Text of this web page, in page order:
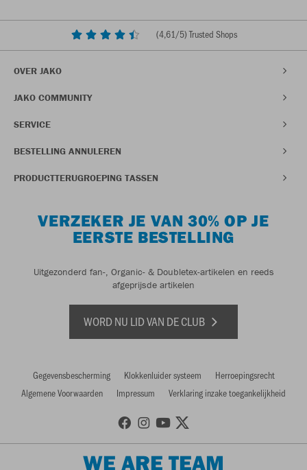
(4,61/5) Trusted Shops
OVER JAKO
JAKO COMMUNITY
SERVICE
BESTELLING ANNULEREN
PRODUCTTERUGROEPING TASSEN
VERZEKER JE VAN 30% OP JE
EERSTE BESTELLING
Uitgezonderd fan-, Organic- & Doubletex-artikelen en reeds
afgeprijsde artikelen
WORD NU LID VAN DE CLUB
Gegevensbescherming Klokkenluider systeem
Herroepingsrecht
Algemene Voorwaarden
Impressum Verklaring inzake toegankelijkheid
WE ARE TEAM